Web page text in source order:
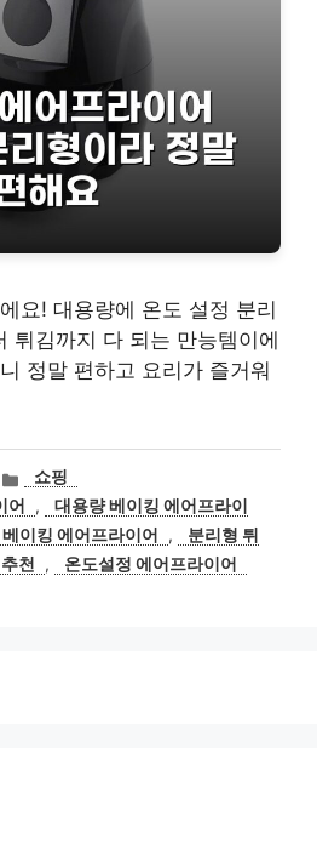
요! 대용량에 온도 설정 분리
튀김까지 다 되는 만능템이에
정말 편하고 요리가 즐거워
카
테
고
리
쇼핑
어 ,
대용량 베이킹 에어프라이
베이킹 에어프라이어 ,
분리형 튀
천 , 온도설정 에어프라이어